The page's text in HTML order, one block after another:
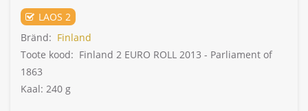
LAOS 2
Bränd: Finland
Toote kood: Finland 2 EURO ROLL 2013 - Parliament of
1863
Kaal: 240 g